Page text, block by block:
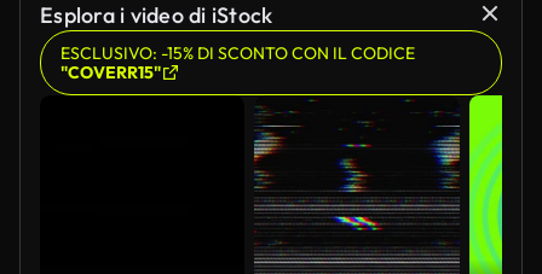
Esplora i video di iStock
ESCLUSIVO: -15% DI SCONTO CON IL CODICE
"COVERR15"